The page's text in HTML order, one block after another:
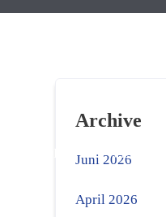
VEREIN
Archive
Juni 2026
April 2026